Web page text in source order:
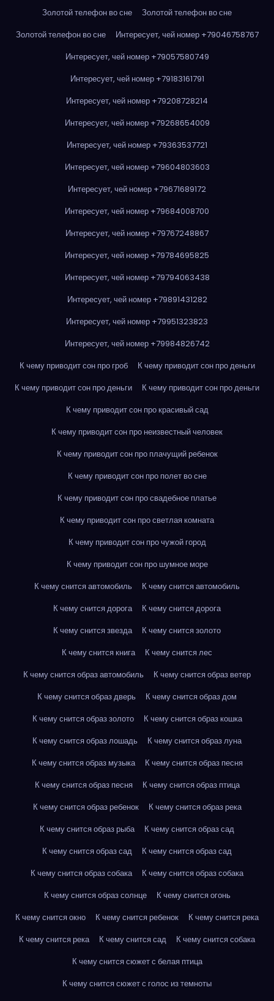
Золотой телефон во сне
Золотой телефон во сне
Золотой телефон во сне
Интересует, чей номер +79046758767
Интересует, чей номер +79057580749
Интересует, чей номер +79183161791
Интересует, чей номер +79208728214
Интересует, чей номер +79268654009
Интересует, чей номер +79363537721
Интересует, чей номер +79604803603
Интересует, чей номер +79671689172
Интересует, чей номер +79684008700
Интересует, чей номер +79767248867
Интересует, чей номер +79784695825
Интересует, чей номер +79794063438
Интересует, чей номер +79891431282
Интересует, чей номер +79951323823
Интересует, чей номер +79984826742
К чему приводит сон про гроб
К чему приводит сон про деньги
К чему приводит сон про деньги
К чему приводит сон про деньги
К чему приводит сон про красивый сад
К чему приводит сон про неизвестный человек
К чему приводит сон про плачущий ребенок
К чему приводит сон про полет во сне
К чему приводит сон про свадебное платье
К чему приводит сон про светлая комната
К чему приводит сон про чужой город
К чему приводит сон про шумное море
К чему снится автомобиль
К чему снится автомобиль
К чему снится дорога
К чему снится дорога
К чему снится звезда
К чему снится золото
К чему снится книга
К чему снится лес
К чему снится образ автомобиль
К чему снится образ ветер
К чему снится образ дверь
К чему снится образ дом
К чему снится образ золото
К чему снится образ кошка
К чему снится образ лошадь
К чему снится образ луна
К чему снится образ музыка
К чему снится образ песня
К чему снится образ песня
К чему снится образ птица
К чему снится образ ребенок
К чему снится образ река
К чему снится образ рыба
К чему снится образ сад
К чему снится образ сад
К чему снится образ сад
К чему снится образ собака
К чему снится образ собака
К чему снится образ солнце
К чему снится огонь
К чему снится окно
К чему снится ребенок
К чему снится река
К чему снится река
К чему снится сад
К чему снится собака
К чему снится сюжет с белая птица
К чему снится сюжет с голос из темноты